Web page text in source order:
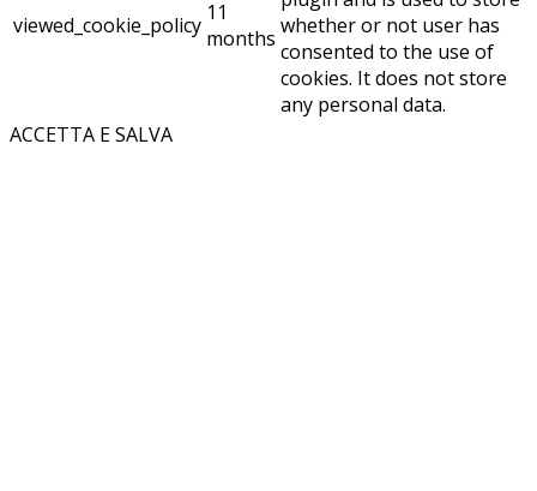
viewed_cookie_policy 11
months whether or not user has
consented to the use of
cookies. It does not store
any personal data.
ACCETTA E SALVA